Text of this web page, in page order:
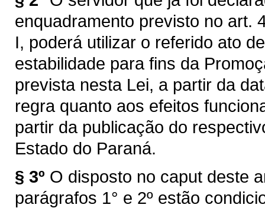
enquadramento previsto no art.
I, poderá utilizar o referido ato
estabilidade para fins da
prevista nesta Lei, a partir da
regra quanto aos efeitos
partir da publicação do
Estado do Paraná.
§ 3º O disposto no caput deste
parágrafos 1° e 2º estão